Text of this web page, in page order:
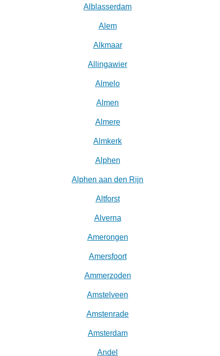
Alblasserdam
Alem
Alkmaar
Allingawier
Almelo
Almen
Almere
Almkerk
Alphen
Alphen aan den Rijn
Altforst
Alverna
Amerongen
Amersfoort
Ammerzoden
Amstelveen
Amstenrade
Amsterdam
Andel